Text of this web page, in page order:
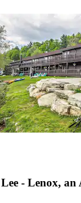
- Lenox, an